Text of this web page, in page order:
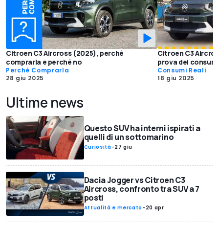
Citroen C3 Aircross (2025), perché
comprarla e perché no
Perché Comprarla
28 giu 2025
Citroen C3
prova dei
Consumi Reali
18 giu 2025
Ultime news
Questo SUV ha interni ispirati a
quelli di un sottomarino
Curiosità-27 giu
Dacia Jogger vs Citroen C3
Aircross, confronto tra SUV a 7
posti
Attualità e mercato - 20 apr